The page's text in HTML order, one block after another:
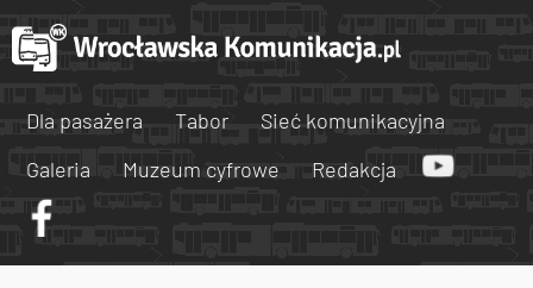
Dla pasażera Tabor
Sieć komunikacyjna
Galeria
Muzeum cyfrowe Redakcja